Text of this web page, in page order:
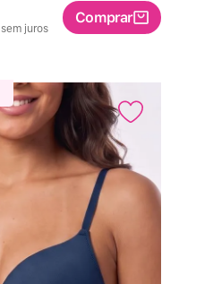
sem juros
Comprar